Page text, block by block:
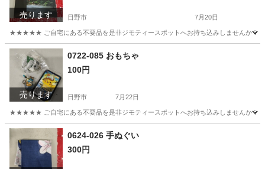
売ります 日野市 7月20日
★★★★★ ご自宅にある不要品を是非ジモティースポットへお持ち込みしませんか？
東京 日野市 商店
売ります
0722-085 おもちゃ
100円
日野市 7月22日
★★★★★ ご自宅にある不要品を是非ジモティースポットへお持ち込みしませんか？
東京 日野市 現地
0624-026 手ぬぐい
300円